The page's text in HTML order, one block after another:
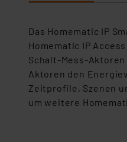
Das Homematic IP
Homematic IP
Aktoren den
Zeitprofile, Szenen
um weitere